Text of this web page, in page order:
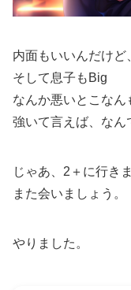
内面もいいんだけど
そして息子もBig
なんか悪いとこなん
強いて言えば、なん
じゃあ、2＋に行き
また会いましょう。
やりました。